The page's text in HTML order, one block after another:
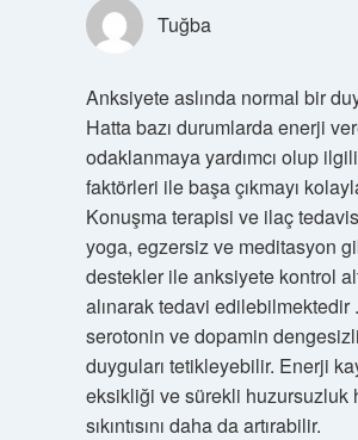
Tuğba
Anksiyete aslında normal bir
Hatta bazı durumlarda enerji
odaklanmaya yardımcı olup
faktörleri ile başa çıkmayı
Konuşma terapisi ve ilaç
yoga, egzersiz ve meditasyon
destekler ile anksiyete kontrol
alınarak tedavi edilebilmektedir
serotonin ve dopamin
duyguları tetikleyebilir. Enerji
eksikliği ve sürekli huzursuzluk
sıkıntısını daha da artırabilir.